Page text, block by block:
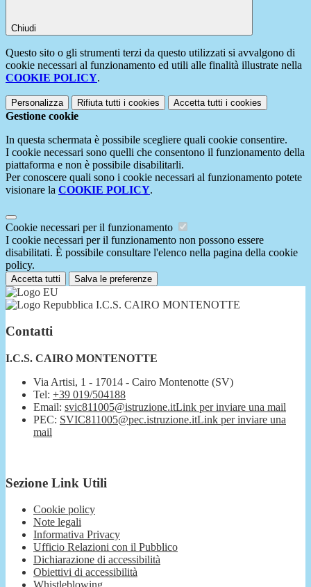
Chiudi
Questo sito o gli strumenti terzi da questo utilizzati si avvalgono di
cookie necessari al funzionamento ed utili alle finalità illustrate nella
COOKIE POLICY.
Personalizza Rifiuta tutti i cookies Accetta tutti i cookies
Gestione cookie
In questa schermata è possibile scegliere quali cookie consentire.
I cookie necessari sono quelli che consentono il funzionamento della
piattaforma e non è possibile disabilitarli.
Per conoscere quali sono i cookie necessari al funzionamento potete
visionare la COOKIE POLICY.
Cookie necessari per il funzionamento
I cookie necessari per il funzionamento non possono essere
disabilitati. È possibile consultare l'elenco nella pagina della cookie
policy.
Accetta tutti Salva le preferenze
I.C.S. CAIRO MONTENOTTE
Contatti
I.C.S. CAIRO MONTENOTTE
Via Artisi, 1 - 17014 - Cairo Montenotte (SV)
Tel: +39 019/504188
Email: svic811005@istruzione.itLink per inviare una mail
PEC: SVIC811005@pec.istruzione.itLink per inviare una
mail
Sezione Link Utili
Cookie policy
Note legali
Informativa Privacy
Ufficio Relazioni con il Pubblico
Dichiarazione di accessibilità
Obiettivi di accessibilità